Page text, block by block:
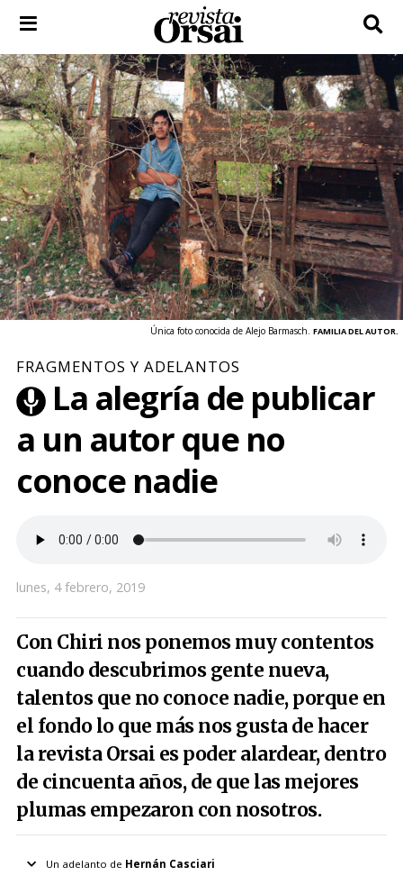
Única foto conocida de Alejo Barmasch. FAMILIA DEL AUTOR.
FRAGMENTOS Y ADELANTOS
La alegría de publicar
a un autor que no
conoce nadie
lunes, 4 febrero, 2019
Con Chiri nos ponemos muy contentos
cuando descubrimos gente nueva,
talentos que no conoce nadie, porque en
el fondo lo que más nos gusta de hacer
la revista Orsai es poder alardear, dentro
de cincuenta años, de que las mejores
plumas empezaron con nosotros.
Un adelanto de Hernán Casciari